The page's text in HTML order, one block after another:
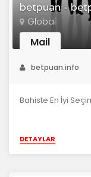
betpuan -
Global
Mail
betpuan.info
Bahiste En İyi
DETAYLAR